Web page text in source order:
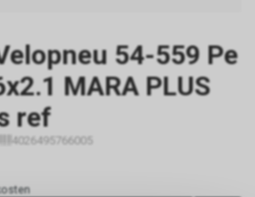
54-559 Pe
MARA PLUS
ref
4026495766005